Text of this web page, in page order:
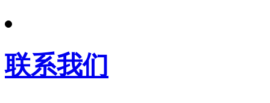
联系我们